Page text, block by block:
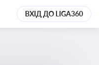
ВХІД ДО LIGA360